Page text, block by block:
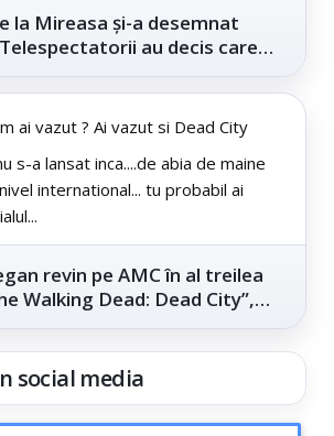
la Mireasa și-a desemnat
au decis care
ai vazut ? Ai vazut si Dead City
s-a lansat inca....de abia de maine
international... tu probabil ai
revin pe AMC în al treilea
Walking Dead: Dead City”,
social media